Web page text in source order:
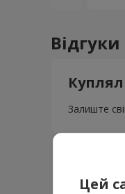
Залиште
Цей